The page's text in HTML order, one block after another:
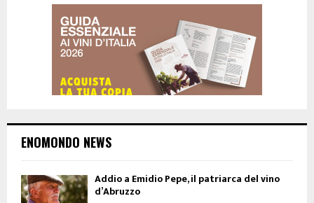
ENOMONDO NEWS
Addio a Emidio Pepe, il patriarca del vino
d’Abruzzo